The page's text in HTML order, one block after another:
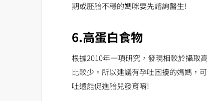
期或胚胎不穩的媽咪要先諮詢醫生!
6.高蛋白食物
根據2010年一項研究，發現相較於攝取
比較少。所以建議有孕吐困擾的媽媽，
吐還能促進胎兒發育唷!